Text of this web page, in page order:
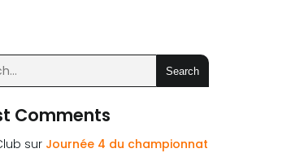
Search
Comments
sur Journée 4 du championnat